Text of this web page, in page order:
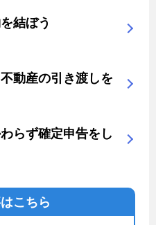
結ぼう
動産の引き渡しを
らず確定申告をし
こちら